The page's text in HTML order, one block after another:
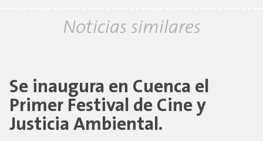
Noticias similares
Se inaugura en Cuenca el
Primer Festival de Cine y
Justicia Ambiental.